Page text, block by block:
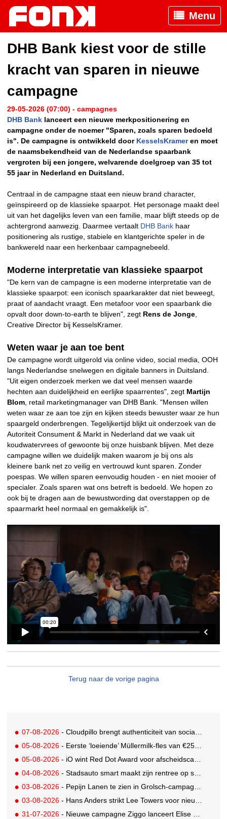
Menu
DHB Bank kiest voor de stille
kracht van sparen in nieuwe
campagne
29-05-2026 (07:00) - campagnes
DHB Bank lanceert een nieuwe merkpositionering en
campagne onder de noemer "Sparen, zoals sparen bedoeld
is". De campagne is ontwikkeld door KesselsKrameren moet
de naamsbekendheid van de Nederlandse spaarbank
vergroten bij een jongere, welvarende doelgroep van 35 tot
55 jaar in Nederland en Duitsland.
Centraal in de campagne staat een nieuw brand character,
geïnspireerd op de klassieke spaarpot. Het personage maakt deel
uit van het dagelijks leven van een familie, maar blijft steeds op de
achtergrond aanwezig. Daarmee vertaalt DHB Bank haar
positionering als rustige, stabiele en klantgerichte speler in de
bankwereld naar een herkenbaar campagnebeeld.
Moderne interpretatie van klassieke spaarpot
"De kern van de campagne is een moderne interpretatie van de
klassieke spaarpot: een iconisch spaarkarakter dat niet beweegt,
praat of aandacht vraagt. Een metafoor voor een spaarbank die
opvalt door down-to-earth te blijven", zegt Rens de Jonge
Creative Director bij KesselsKramer.
Weten waar je aan toe bent
De campagne wordt uitgerold via online video, social media, OOH
langs Nederlandse snelwegen en digitale banners in Duitsland.
"Uit eigen onderzoek merken we dat veel mensen waarde
hechten aan duidelijkheid en eerlijke spaarrentes", zegt Martijn
Blom , retail marketingmanager van DHB Bank. "Mensen willen
weten waar ze aan toe zijn en kijken steeds bewuster waar ze hun
spaargeld onderbrengen. Tegelijkertijd blijkt uit onderzoek van de
Autoriteit Consument & Markt in Nederland dat we vaak uit
koudwatervrees of gewoonte bij onze huisbank blijven. Met deze
campagne willen we duidelijk maken waarom je bij ons als
kleinere bank net zo veilig en vertrouwd kunt sparen. Zonder
poespas. We willen sparen eenvoudig houden - en niet mooier of
specialer. Zoals sparen wat ons betreft is bedoeld. We hopen zo
ook bij te dragen aan de bewustwording dat overstappen op de
spaarmarkt heel normaal en gemakkelijk is".
Terug naar de vorige pagina
07-08-2026 - Cloudpillo brengt authenticiteit van social naar tv
05-08-2026 - Eerste ‘loeiende’ Müllermilk-fles van €25.000,- gevonden
05-08-2026 - iO wint Red Dot Award voor afscheidscampagne Peter Houtman bij Feyenoord
04-08-2026 - Stadsauto smart maakt zijn rentree op straat met een wereldwijde muurschilderingcampagne
03-08-2026 - Pepijn Lanen te zien in Grolsch-campagne voor nieuwe Grolsch CAL
03-08-2026 - Hans Anders strikt Lee Towers voor nieuwe campagne
31-07-2026 - Nieuwe campagne Ziggo lanceert Elise Schaap als expert over de Nederlandse voetbalbeleving